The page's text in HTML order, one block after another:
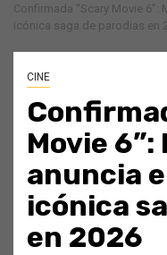
Confirmada “Scary Movie
icónica saga de parodias en
CINE
Movie 6”:
anuncia
icónica
en 2026